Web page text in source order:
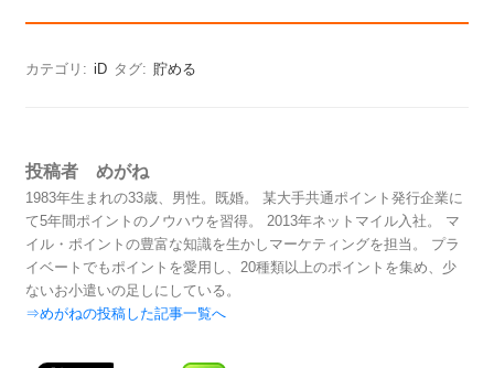
カテゴリ: iD タグ: 貯める
投稿者 めがね
1983年生まれの33歳、男性。既婚。 某大手共通ポイント発行企業に
て5年間ポイントのノウハウを習得。 2013年ネットマイル入社。 マ
イル・ポイントの豊富な知識を生かしマーケティングを担当。 プラ
イベートでもポイントを愛用し、20種類以上のポイントを集め、少
ないお小遣いの足しにしている。
⇒めがねの投稿した記事一覧へ